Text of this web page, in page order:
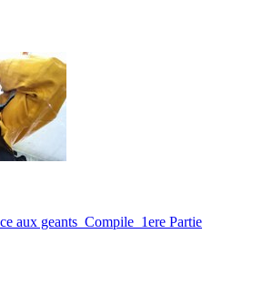
aux geants_Compile_1ere Partie